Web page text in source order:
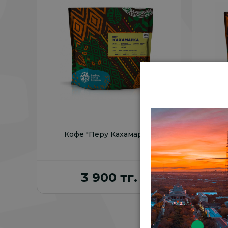
Кофе "Перу Кахамарка"
3 900 тг.
Кофе